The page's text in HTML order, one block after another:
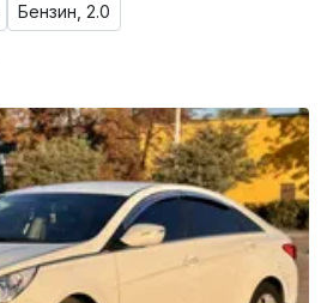
Бензин, 2.0